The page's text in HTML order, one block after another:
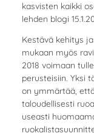
kasvisten kaikki
lehden blogi
Kestävä kehitys
mukaan myös
2018 voimaan
perusteisiin. Yksi
on ymmärtää,
taloudellisesti
useasti